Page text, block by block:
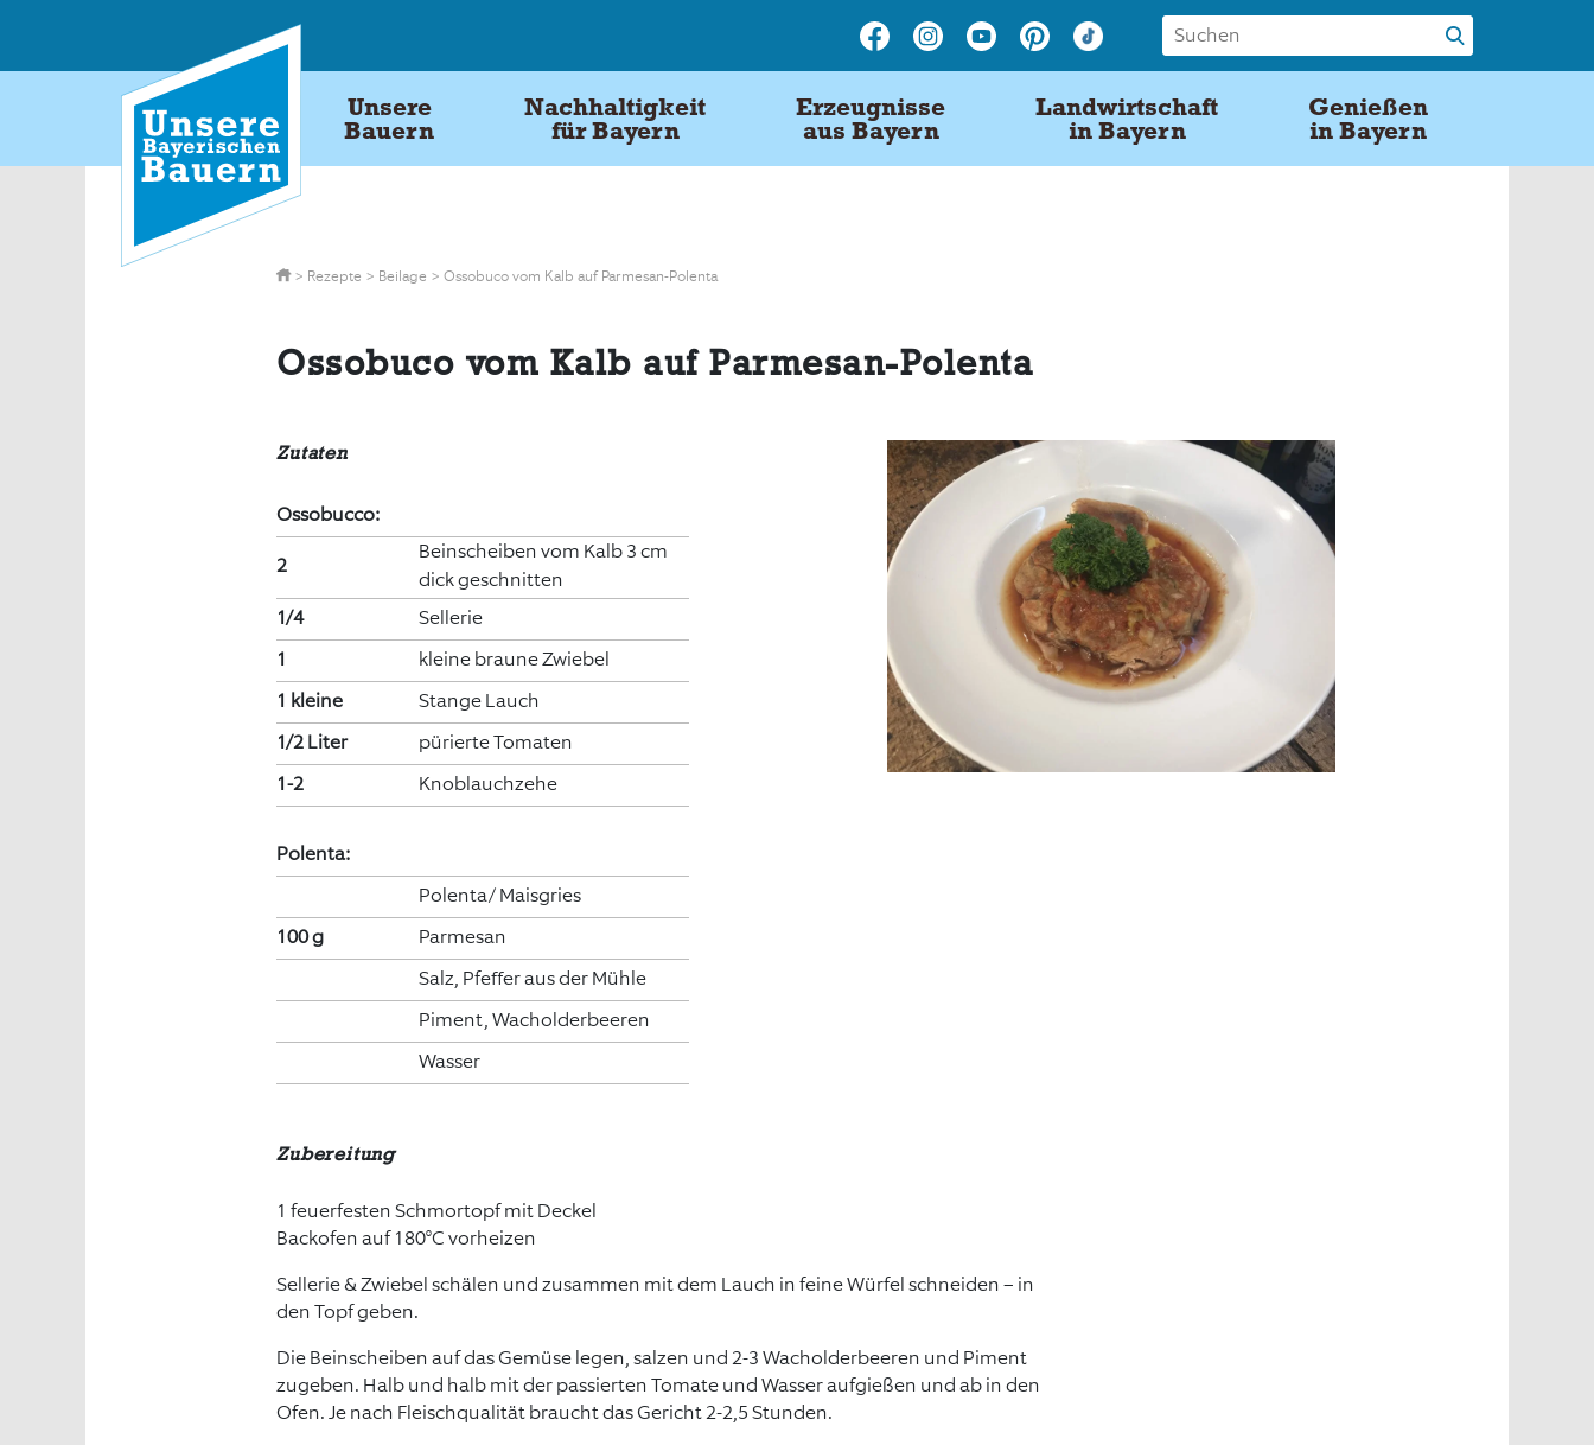
content
Unsere
Bauern
Nachhaltigkeit
für Bayern
Erzeugnisse
aus Bayern
Landwirtschaft
in Bayern
Genießen
in Bayern
> Rezepte > Beilage > Ossobuco vom Kalb auf Parmesan-Polenta
Ossobuco vom Kalb auf Parmesan-Polenta
Zutaten
Ossobucco:
2
Beinscheiben vom Kalb 3 cm
dick geschnitten
1/4
Sellerie
1
kleine braune Zwiebel
1 kleine
Stange Lauch
1/2 Liter
pürierte Tomaten
1-2
Knoblauchzehe
Polenta:
Polenta/ Maisgries
100 g
Parmesan
Salz, Pfeffer aus der Mühle
Piment, Wacholderbeeren
Wasser
Zubereitung
1 feuerfesten Schmortopf mit Deckel
Backofen auf 180°C vorheizen
Sellerie & Zwiebel schälen und zusammen mit dem Lauch in feine Würfel schneiden – in
den Topf geben.
Die Beinscheiben auf das Gemüse legen, salzen und 2-3 Wacholderbeeren und Piment
zugeben. Halb und halb mit der passierten Tomate und Wasser aufgießen und ab in den
Ofen. Je nach Fleischqualität braucht das Gericht 2-2,5 Stunden.